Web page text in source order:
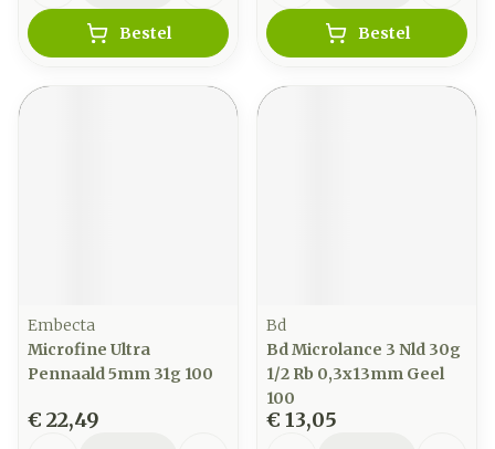
Bestel Bestel
Embecta
Microfine Ultra
Pennaald 5mm 31g 100
€ 22,49
Bd
Bd Microlance 3 Nld 30g
1/2 Rb 0,3x13mm Geel
100
€ 13,05